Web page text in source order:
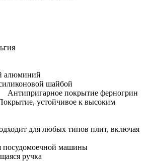
алюминий
шайбой
Антипригарное покрытие ферногрин
устойчивое к высоким
для любых типов плит, включая
машины
ручка